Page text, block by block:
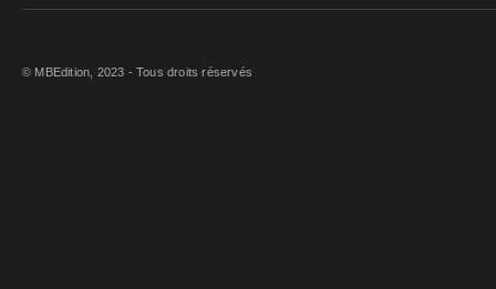
© MBEdition, 2023 - Tous droits réservés